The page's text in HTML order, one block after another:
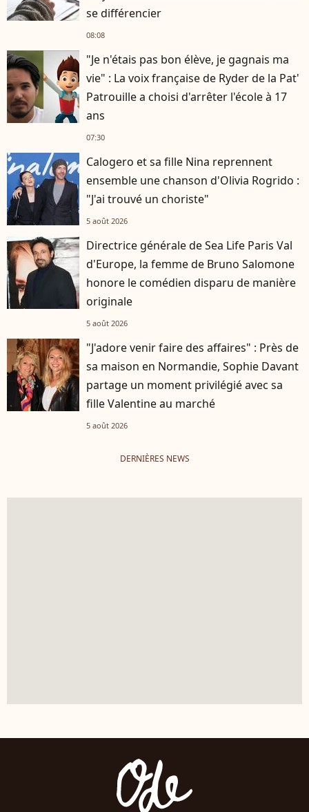
se différencier
08:08
"Je n'étais pas bon élève, je gagnais ma
vie" : La voix française de Ryder de la Pat'
Patrouille a choisi d'arrêter l'école à 17
ans
07:30
Calogero et sa fille Nina reprennent
ensemble une chanson d'Olivia Rogrido :
"J'ai trouvé un choriste"
5 août 2026
Directrice générale de Sea Life Paris Val
d'Europe, la femme de Bruno Salomone
honore le comédien disparu de manière
originale
5 août 2026
"J'adore venir faire des affaires" : Près de
sa maison en Normandie, Sophie Davant
partage un moment privilégié avec sa
fille Valentine au marché
5 août 2026
DERNIÈRES NEWS